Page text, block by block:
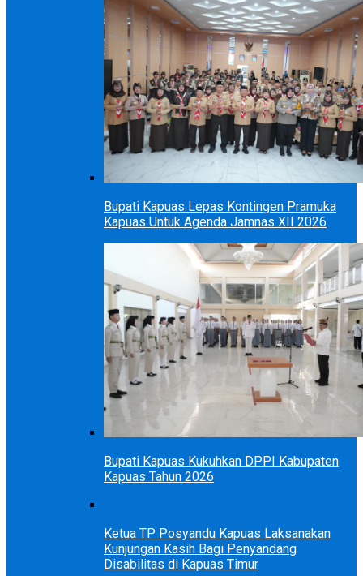
Bupati Kapuas Lepas Kontingen Pramuka
Kapuas Untuk Agenda Jamnas XII 2026
Bupati Kapuas Kukuhkan DPPI Kabupaten
Kapuas Tahun 2026
Ketua TP Posyandu Kapuas Laksanakan
Kunjungan Kasih Bagi Penyandang
Disabilitas di Kapuas Timur